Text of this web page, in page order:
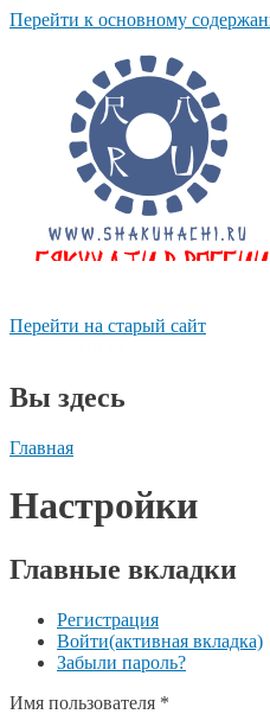
Перейти к основному
Перейти на старый сайт
Вы здесь
Главная
Настройки
Главные вкладки
Регистрация
Войти(активная вкладка)
Забыли пароль?
Имя пользователя *